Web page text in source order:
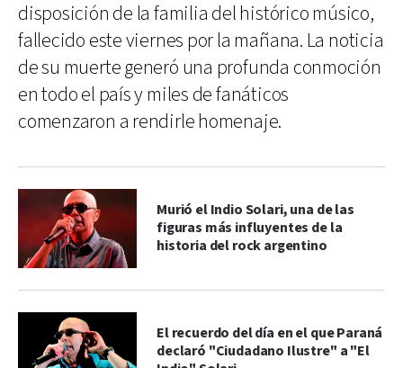
disposición de la familia del histórico músico,
fallecido este viernes por la mañana. La noticia
de su muerte generó una profunda conmoción
en todo el país y miles de fanáticos
comenzaron a rendirle homenaje.
Murió el Indio Solari, una de las
figuras más influyentes de la
historia del rock argentino
El recuerdo del día en el que Paraná
declaró "Ciudadano Ilustre" a "El